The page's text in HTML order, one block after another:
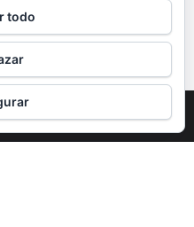
es el Häagendado de la
y otras opciones más
|Tema:Envo Magazine
todo